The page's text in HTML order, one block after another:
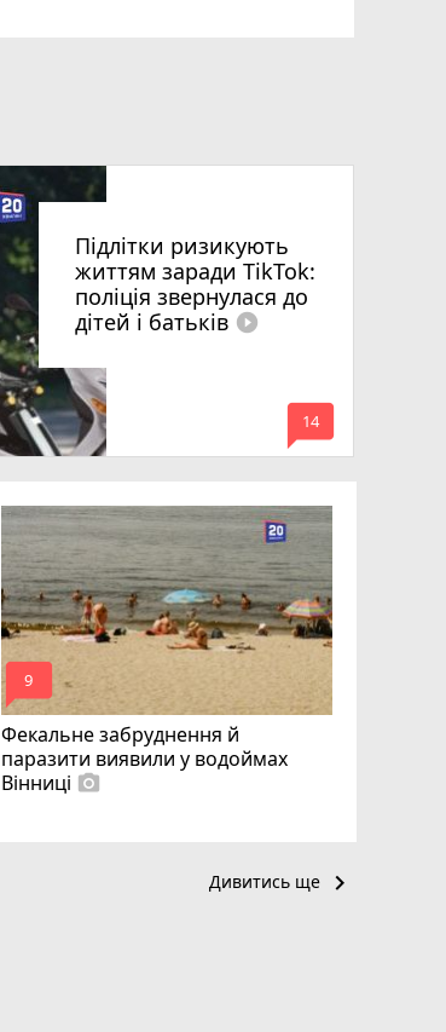
Підлітки ризикують
життям заради TikTok:
поліція звернулася до
дітей і батьків play_circle_filled
mode_comment
14
Фекальне забруднення й
паразити виявили у водоймах
Вінниці photo_camera
mode_comment
9
Дивитись ще keyboard_arrow_right